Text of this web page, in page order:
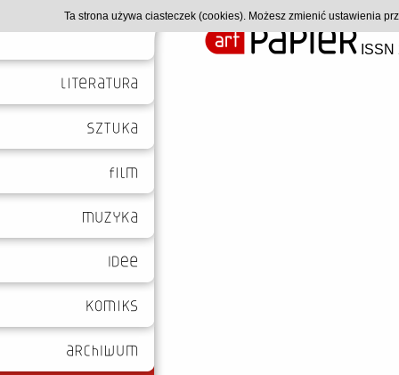
Ta strona używa ciasteczek (cookies). Możesz zmienić ustawienia